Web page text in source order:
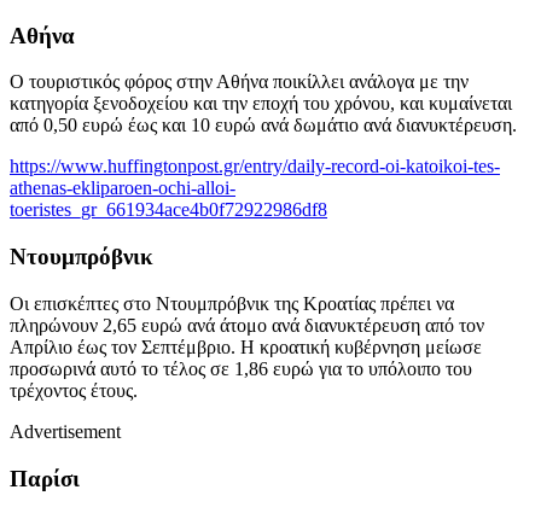
Αθήνα
Ο τουριστικός φόρος στην Αθήνα ποικίλλει ανάλογα με την
κατηγορία ξενοδοχείου και την εποχή του χρόνου, και κυμαίνεται
από 0,50 ευρώ έως και 10 ευρώ ανά δωμάτιο ανά διανυκτέρευση.
https://www.huffingtonpost.gr/entry/daily-record-oi-katoikoi-tes-
athenas-ekliparoen-ochi-alloi-
toeristes_gr_661934ace4b0f72922986df8
Ντουμπρόβνικ
Οι επισκέπτες στο Ντουμπρόβνικ της Κροατίας πρέπει να
πληρώνουν 2,65 ευρώ ανά άτομο ανά διανυκτέρευση από τον
Απρίλιο έως τον Σεπτέμβριο. Η κροατική κυβέρνηση μείωσε
προσωρινά αυτό το τέλος σε 1,86 ευρώ για το υπόλοιπο του
τρέχοντος έτους.
Advertisement
Παρίσι